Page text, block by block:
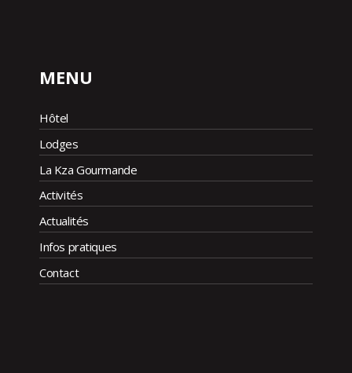
MENU
Hôtel
Lodges
La Kza Gourmande
Activités
Actualités
Infos pratiques
Contact